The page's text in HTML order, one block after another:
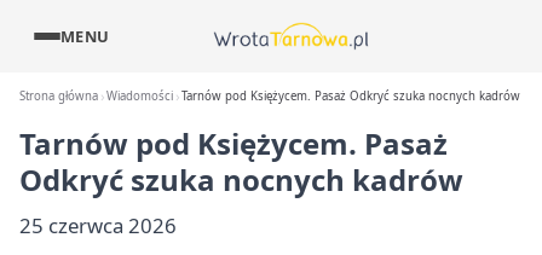
MENU
Strona główna Wiadomości Tarnów pod Księżycem. Pasaż Odkryć szuka nocnych kadrów
Tarnów pod Księżycem. Pasaż
Odkryć szuka nocnych kadrów
25 czerwca 2026